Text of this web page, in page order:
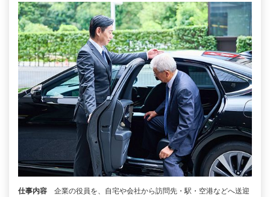
仕事内容
企業の役員を、自宅や会社から訪問先・駅・空港などへ送迎